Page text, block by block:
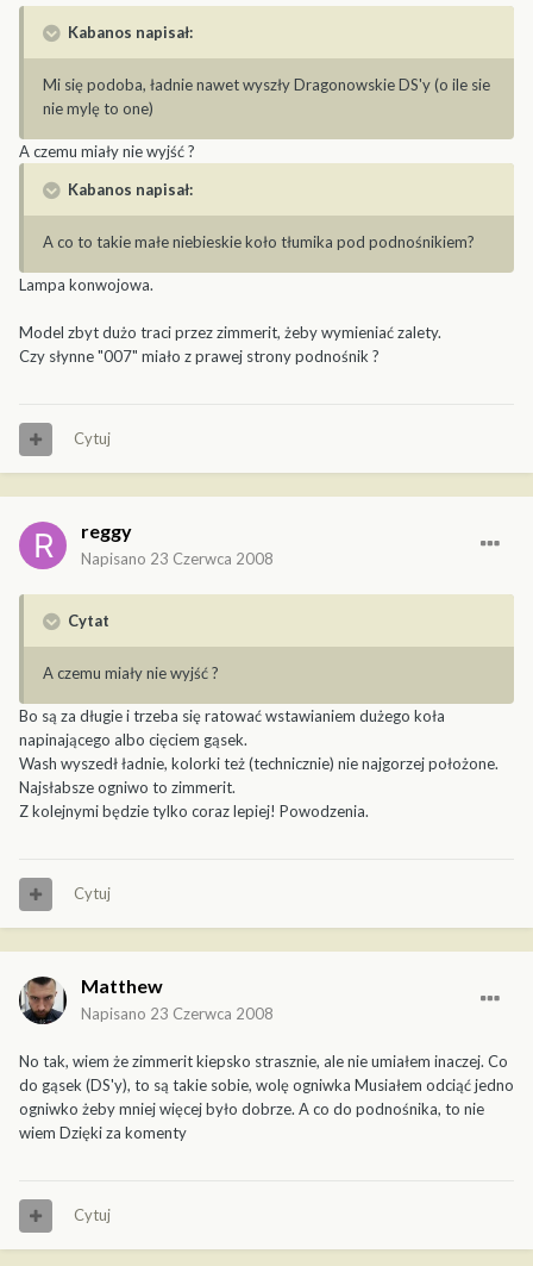
Kabanos napisał:
Mi się podoba, ładnie nawet wyszły Dragonowskie DS'y (o ile sie
nie mylę to one)
A czemu miały nie wyjść ?
Kabanos napisał:
A co to takie małe niebieskie koło tłumika pod podnośnikiem?
Lampa konwojowa.
Model zbyt dużo traci przez zimmerit, żeby wymieniać zalety.
Czy słynne "007" miało z prawej strony podnośnik ?
Cytuj
reggy
Napisano 23 Czerwca 2008
Cytat
A czemu miały nie wyjść ?
Bo są za długie i trzeba się ratować wstawianiem dużego koła
napinającego albo cięciem gąsek.
Wash wyszedł ładnie, kolorki też (technicznie) nie najgorzej położone.
Najsłabsze ogniwo to zimmerit.
Z kolejnymi będzie tylko coraz lepiej! Powodzenia.
Cytuj
Matthew
Napisano 23 Czerwca 2008
No tak, wiem że zimmerit kiepsko strasznie, ale nie umiałem inaczej. Co
do gąsek (DS'y), to są takie sobie, wolę ogniwka Musiałem odciąć jedno
ogniwko żeby mniej więcej było dobrze. A co do podnośnika, to nie
wiem Dzięki za komenty
Cytuj